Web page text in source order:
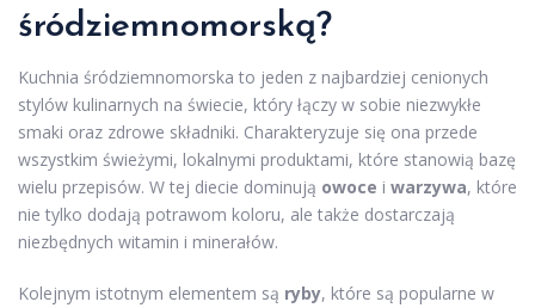
śródziemnomorską?
Kuchnia śródziemnomorska to jeden z najbardziej cenionych
stylów kulinarnych na świecie, który łączy w sobie niezwykłe
smaki oraz zdrowe składniki. Charakteryzuje się ona przede
wszystkim świeżymi, lokalnymi produktami, które stanowią bazę
wielu przepisów. W tej diecie dominują owoce i warzywa, które
nie tylko dodają potrawom koloru, ale także dostarczają
niezbędnych witamin i minerałów.
Kolejnym istotnym elementem są ryby, które są popularne w